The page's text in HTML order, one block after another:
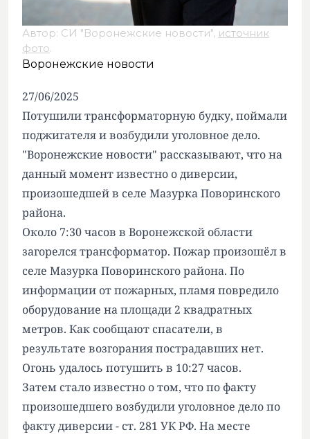
Автор: СИ "Воронежские новости", источник
фото.
Воронежские новости
27/06/2025
Потушили трансформаторную будку, поймали
поджигателя и возбудили уголовное дело.
"Воронежские новости" рассказывают, что на
данный момент известно о диверсии,
произошедшей в селе Мазурка Поворинского
района.
Около 7:30 часов в Воронежской области
загорелся трансформатор. Пожар произошёл в
селе Мазурка Поворинского района. По
информации от пожарных, пламя повредило
оборудование на площади 2 квадратных
метров. Как сообщают спасатели, в
результате возгорания пострадавших нет.
Огонь удалось потушить в 10:27 часов.
Затем стало известно о том, что по факту
произошедшеговозбудили уголовное делопо
факту диверсии - ст. 281 УК РФ. На месте